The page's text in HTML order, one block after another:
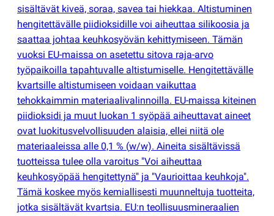
sisältävät kiveä, soraa, savea tai hiekkaa. Altistuminen
hengitettävälle piidioksidille voi aiheuttaa silikoosia ja
saattaa johtaa keuhkosyövän kehittymiseen. Tämän
vuoksi EU-maissa on asetettu sitova raja-arvo
työpaikoilla tapahtuvalle altistumiselle. Hengitettävälle
kvartsille altistumiseen voidaan vaikuttaa
tehokkaimmin materiaalivalinnoilla. EU-maissa kiteinen
piidioksidi ja muut luokan 1 syöpää aiheuttavat aineet
ovat luokitusvelvollisuuden alaisia, ellei niitä ole
materiaaleissa alle 0,1 % (w/w). Aineita sisältävissä
tuotteissa tulee olla varoitus "Voi aiheuttaa
keuhkosyöpää hengitettynä" ja "Vaurioittaa keuhkoja".
Tämä koskee myös kemiallisesti muunneltuja tuotteita,
jotka sisältävät kvartsia. EU:n teollisuusmineraalien